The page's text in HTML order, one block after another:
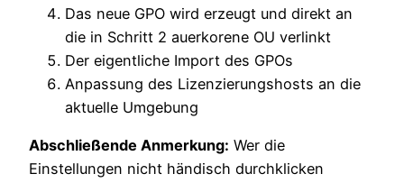
Das neue GPO wird erzeugt und direkt an
die in Schritt 2 auerkorene OU verlinkt
Der eigentliche Import des GPOs
Anpassung des Lizenzierungshosts an die
aktuelle Umgebung
Abschließende Anmerkung: Wer die
Einstellungen nicht händisch durchklicken